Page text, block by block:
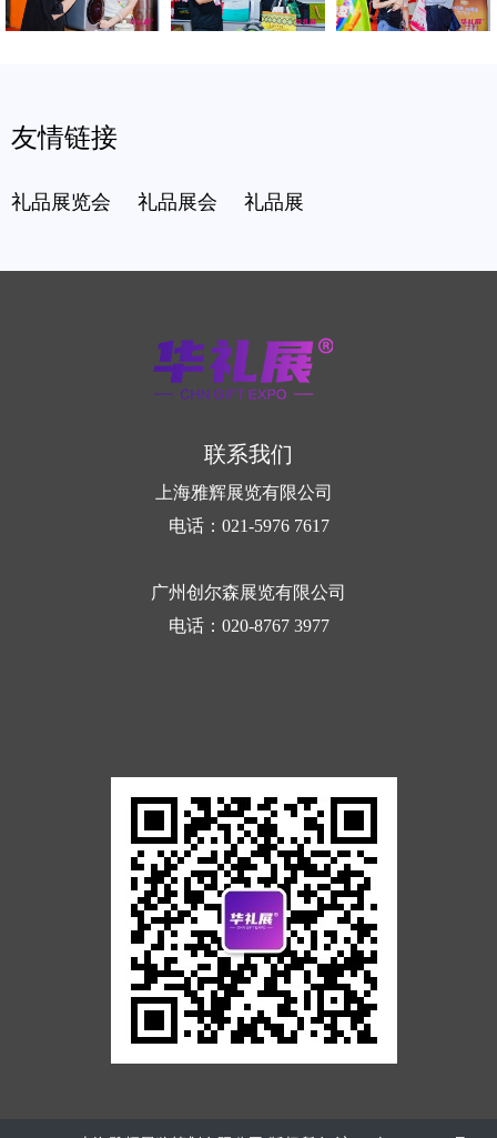
友情链接
礼品展览会 礼品展会 礼品展
联系我们
上海雅辉展览有限公司
电话：021-5976 7617
广州创尔森展览有限公司
电话：020-8767 3977